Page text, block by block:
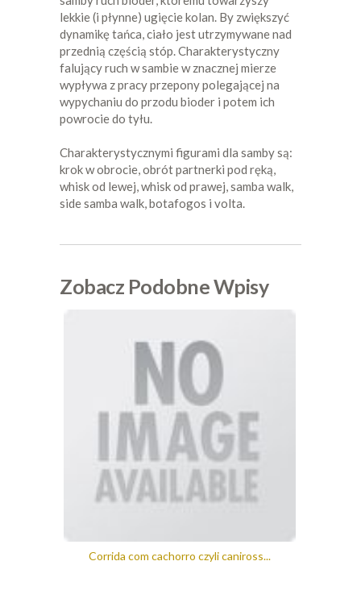
lekkie (i płynne) ugięcie kolan. By zwiększyć
dynamikę tańca, ciało jest utrzymywane nad
przednią częścią stóp. Charakterystyczny
falujący ruch w sambie w znacznej mierze
wypływa z pracy przepony polegającej na
wypychaniu do przodu bioder i potem ich
powrocie do tyłu.
Charakterystycznymi figurami dla samby są:
krok w obrocie, obrót partnerki pod ręką,
whisk od lewej, whisk od prawej, samba walk,
side samba walk, botafogos i volta.
Zobacz Podobne Wpisy
Corrida com cachorro czyli caniross...